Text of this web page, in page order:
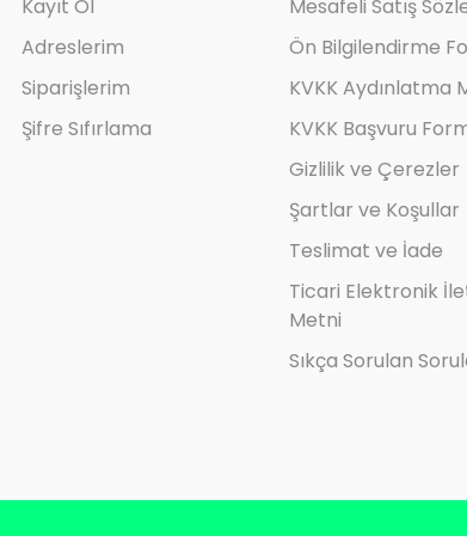
Kayıt Ol
Adreslerim
Siparişlerim
Şifre Sıfırlama
Mesafeli Satış
Ön Bilgilendirme
KVKK Aydınlatma
KVKK Başvuru
Gizlilik ve Çerezler
Şartlar ve Koşullar
Teslimat ve İade
Ticari Elektronik
Metni
Sıkça Sorulan